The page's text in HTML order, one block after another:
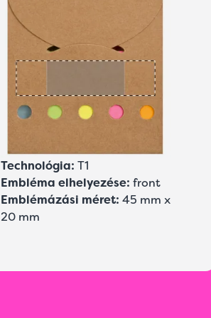
Technológia: T1
Embléma elhelyezése: front
Emblémázási méret: 45 mm x
20 mm